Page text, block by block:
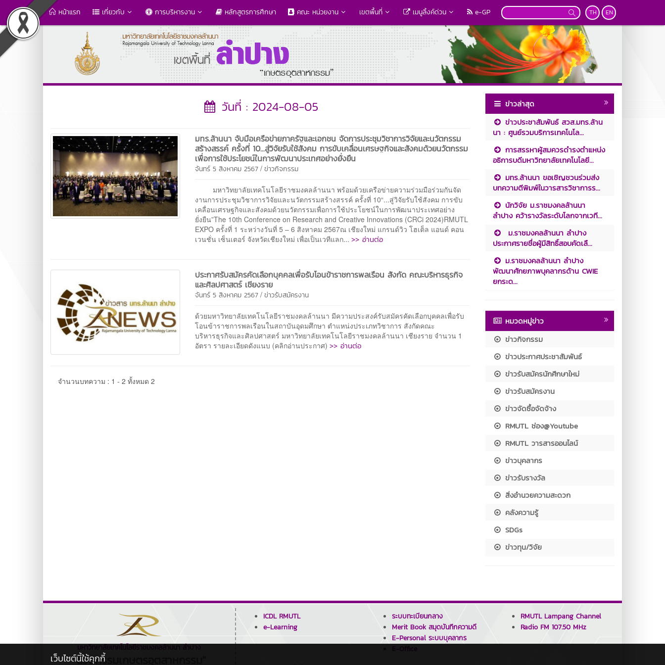
หน้าแรก เกี่ยวกับ การบริหารงาน หลักสูตรการศึกษา คณะ หน่วยงาน เขตพื้นที่ เมนูลิ้งค์ด่วน e-GP TH EN
วันที่ : 2024-08-05
มทร.ล้านนา จับมือเครือข่ายภาครัฐและเอกชน จัดการประชุมวิชาการวิจัยและนวัตกรรม
สร้างสรรค์ ครั้งที่ 10...สู่วิจัยรับใช้สังคม การขับเคลื่อนเศรษฐกิจและสังคมด้วยนวัตกรรม
เพื่อการใช้ประโยชน์ในการพัฒนาประเทศอย่างยั่งยืน
จันทร์ 5 สิงหาคม 2567 /ข่าวกิจกรรม
มหาวิทยาลัยเทคโนโลยีราชมงคลล้านนา พร้อมด้วยเครือข่ายความร่วมมือร่วมกันจัด
งานการประชุมวิชาการวิจัยและนวัตกรรมสร้างสรรค์ ครั้งที่ 10“...สู่วิจัยรับใช้สังคม การขับ
เคลื่อนเศรษฐกิจและสังคมด้วยนวัตกรรมเพื่อการใช้ประโยชน์ในการพัฒนาประเทศอย่าง
ยั่งยืน”The 10th Conference on Research and Creative Innovations (CRCi 2024)RMUTL
EXPO ครั้งที่ 1 ระหว่างวันที่ 5 – 6 สิงหาคม 2567ณ เชียงใหม่ แกรนด์วิว โฮเต็ล แอนด์ คอน
เวนชั่น เซ็นเตอร์ จังหวัดเชียงใหม่ เพื่อเป็นเวทีแลก...>> อ่านต่อ
ประกาศรับสมัครคัดเลือกบุคคลเพื่อรับโอนข้าราชการพลเรือน สังกัด คณะบริหารธุรกิจ
และศิลปศาสตร์ เชียงราย
จันทร์ 5 สิงหาคม 2567 /ข่าวรับสมัครงาน
ด้วยมหาวิทยาลัยเทคโนโลยีราชมงคลล้านนา มีความประสงค์รับสมัครคัดเลือกบุคคลเพื่อรับ
โอนข้าราชการพลเรือนในสถาบันอุดมศึกษา ตำแหน่งประเภทวิชาการ สังกัดคณะ
บริหารธุรกิจและศิลปศาสตร์ มหาวิทยาลัยเทคโนโลยีราชมงคลล้านนา เชียงราย จำนวน 1
อัตรา รายละเอียดดังแนบ (คลิกอ่านประกาศ)>> อ่านต่อ
จำนวนบทความ : 1 - 2 ทั้งหมด 2
ข่าวล่าสุด
ข่าวประชาสัมพันธ์ สวส.มทร.ล้าน
นา : ศูนย์รวมบริการเทคโนโล...
การสรรหาผู้สมควรดำรงตำแหน่ง
อธิการบดีมหาวิทยาลัยเทคโนโลยี...
มทร.ล้านนา ขอเชิญชวนร่วมส่ง
บทความตีพิมพ์ในวารสารวิชาการร...
นักวิจัย ม.ราชมงคลล้านนา
ลำปาง คว้ารางวัลระดับโลกจากเวที...
ม.ราชมงคลล้านนา ลำปาง
ประกาศรายชื่อผู้มีสิทธิ์สอบคัดเลื...
ม.ราชมงคลล้านนา ลำปาง
พัฒนาศักยภาพบุคลากรด้าน CWIE
ยกระด...
หมวดหมู่ข่าว
ข่าวกิจกรรม
ข่าวประกาศประชาสัมพันธ์
ข่าวรับสมัครนักศึกษาใหม่
ข่าวรับสมัครงาน
ข่าวจัดซื้อจัดจ้าง
RMUTL ช่อง@Youtube
RMUTL วารสารออนไลน์
ข่าวบุคลากร
ข่าวรับรางวัล
สิ่งอำนวยความสะดวก
คลังความรู้
SDGs
ข่าวทุน/วิจัย
มหาวิทยาลัยเทคโนโลยีราชมงคลล้านนา ลำปาง
"นวัตกรรมเกษตรอุตสาหกรรม"
ICDL RMUTL
e-Learning
ระบบทะเบียนกลาง
Merit Book สมุดบันทึกความดี
E-Personal ระบบบุคลากร
E-Office
RMUTL Lampang Channel
Radio FM 107.50 MHz
เว็บไซต์นี้ใช้คุกกี้